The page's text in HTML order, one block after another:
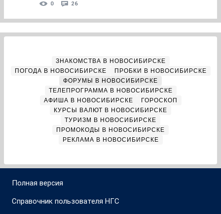
0 26
ЗНАКОМСТВА В НОВОСИБИРСКЕ
ПОГОДА В НОВОСИБИРСКЕ
ПРОБКИ В НОВОСИБИРСКЕ
ФОРУМЫ В НОВОСИБИРСКЕ
ТЕЛЕПРОГРАММА В НОВОСИБИРСКЕ
АФИША В НОВОСИБИРСКЕ
ГОРОСКОП
КУРСЫ ВАЛЮТ В НОВОСИБИРСКЕ
ТУРИЗМ В НОВОСИБИРСКЕ
ПРОМОКОДЫ В НОВОСИБИРСКЕ
РЕКЛАМА В НОВОСИБИРСКЕ
Полная версия
Справочник пользователя НГС